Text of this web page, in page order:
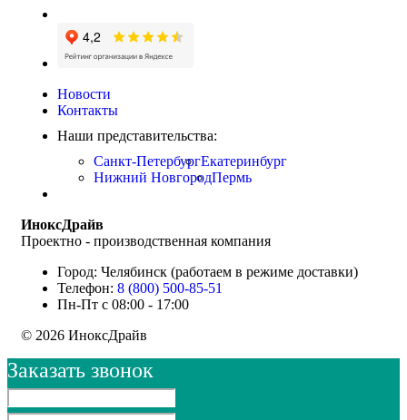
Новости
Контакты
Наши представительства:
Санкт-ПетербургЕкатеринбург
Нижний НовгородПермь
ИноксДрайв
Проектно - производственная компания
Город: Челябинск (работаем в режиме доставки)
Телефон: 8 (800) 500-85-51
Пн-Пт с 08:00 - 17:00
© 2026 ИноксДрайв
Заказать звонок